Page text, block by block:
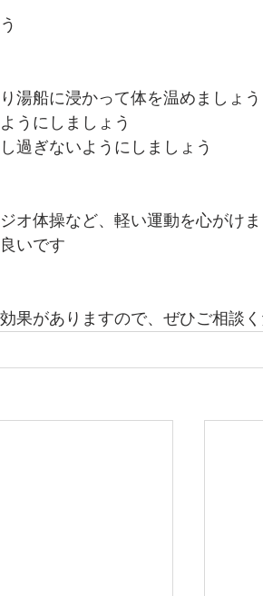
湯船に浸かって体を温めましょう
うにしましょう
過ぎないようにしましょう
オ体操など、軽い運動を心がけ
いです
果がありますので、ぜひご相談